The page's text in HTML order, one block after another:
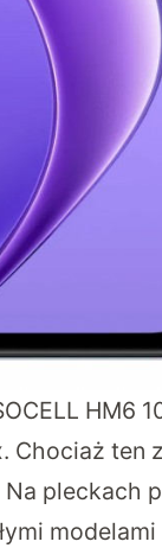
HM6
Chociaż ten
pleckach